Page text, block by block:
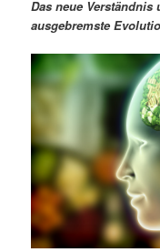
r
n
I
n
d
r
e
n
n
a
i
g
i
o
n
Das neue
ausgebremste